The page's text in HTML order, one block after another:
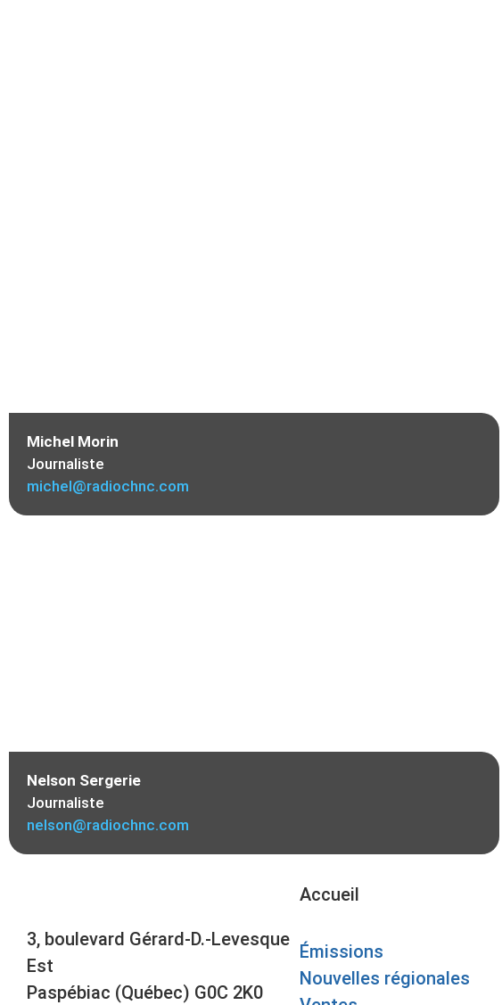
Michel Morin
Journaliste
michel@radiochnc.com
Nelson Sergerie
Journaliste
nelson@radiochnc.com
3, boulevard Gérard-D.-Levesque
Est
Paspébiac (Québec) G0C 2K0
Accueil
Émissions
Nouvelles régionales